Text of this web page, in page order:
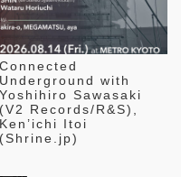
Connected
Underground with
Yoshihiro Sawasaki
(V2 Records/R&S),
Ken’ichi Itoi
(Shrine.jp)